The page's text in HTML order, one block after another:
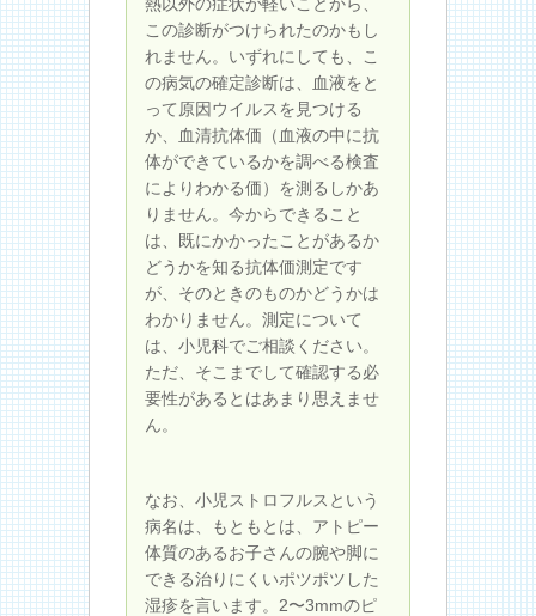
この診断がつけられたのかもし
れません。いずれにしても、こ
の病気の確定診断は、血液をと
って原因ウイルスを見つける
か、血清抗体価（血液の中に抗
体ができているかを調べる検査
によりわかる価）を測るしかあ
りません。今からできること
は、既にかかったことがあるか
どうかを知る抗体価測定です
が、そのときのものかどうかは
わかりません。測定について
は、小児科でご相談ください。
ただ、そこまでして確認する必
要性があるとはあまり思えませ
ん。
なお、小児ストロフルスという
病名は、もともとは、アトピー
体質のあるお子さんの腕や脚に
できる治りにくいポツポツした
湿疹を言います。2〜3mmのピ